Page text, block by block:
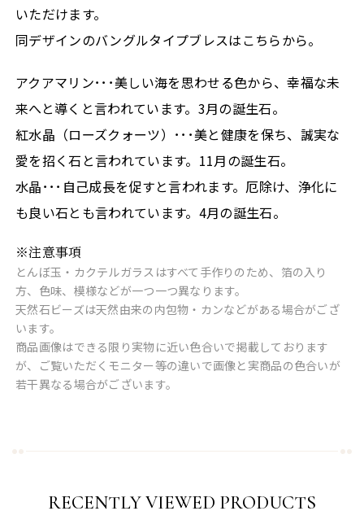
いただけます。
同デザインのバングルタイプブレスはこちらから。
アクアマリン･･･美しい海を思わせる色から、幸福な未
来へと導くと言われています。3月の誕生石。
紅水晶（ローズクォーツ）･･･美と健康を保ち、誠実な
愛を招く石と言われています。11月の誕生石。
水晶･･･自己成長を促すと言われます。厄除け、浄化に
も良い石とも言われています。4月の誕生石。
※注意事項
とんぼ玉・カクテルガラスはすべて手作りのため、箔の入り
方、色味、模様などが一つ一つ異なります。
天然石ビーズは天然由来の内包物・カンなどがある場合がござ
います。
商品画像はできる限り実物に近い色合いで掲載しております
が、ご覧いただくモニター等の違いで画像と実商品の色合いが
若干異なる場合がございます。
RECENTLY VIEWED PRODUCTS